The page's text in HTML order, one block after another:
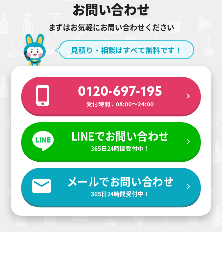
お問い合わせ
まずはお気軽にお問い合わせください
見積り・相談はすべて無料です！
0120-697-195
受付時間：08:00〜24:00
LINEでお問い合わせ
365日24時間受付中！
メールでお問い合わせ
365日24時間受付中！